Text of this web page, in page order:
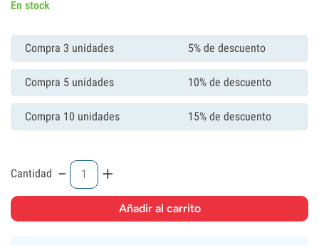
En stock
Compra 3 unidades 5% de descuento
Compra 5 unidades 10% de descuento
Compra 10 unidades 15% de descuento
Cantidad - +